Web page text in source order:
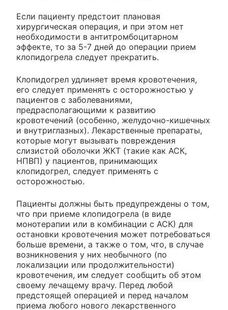
Если пациенту предстоит плановая
хирургическая операция, и при этом нет
необходимости в антитромбоцитарном
эффекте, то за 5-7 дней до операции прием
клопидогрела следует прекратить.
Клопидогрел удлиняет время кровотечения,
его следует применять с осторожностью у
пациентов с заболеваниями,
предрасполагающими к развитию
кровотечений (особенно, желудочно-кишечных
и внутриглазных). Лекарственные препараты,
которые могут вызывать повреждения
слизистой оболочки ЖКТ (такие как АСК,
НПВП) у пациентов, принимающих
клопидогрел, следует применять с
осторожностью.
Пациенты должны быть предупреждены о том,
что при приеме клопидогрела (в виде
монотерапии или в комбинации с АСК) для
остановки кровотечения может потребоваться
больше времени, а также о том, что, в случае
возникновения у них необычного (по
локализации или продолжительности)
кровотечения, им следует сообщить об этом
своему лечащему врачу. Перед любой
предстоящей операцией и перед началом
приема любого нового лекарственного